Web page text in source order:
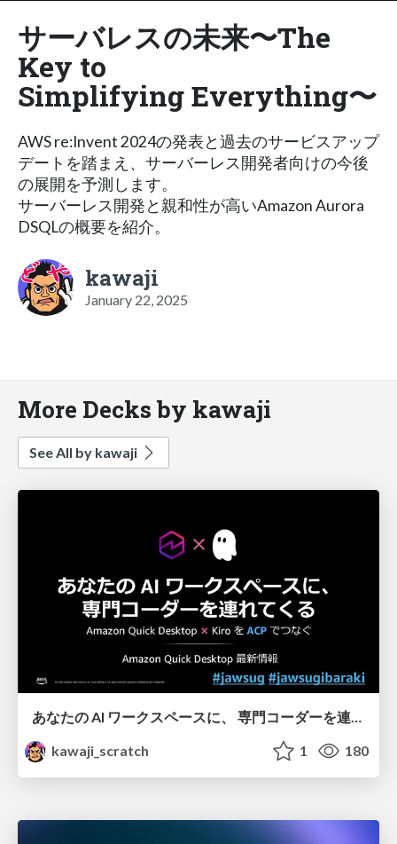
サーバレスの未来〜The
Key to
Simplifying Everything〜
AWS re:Invent 2024の発表と過去のサービスアップ
デートを踏まえ、サーバーレス開発者向けの今後
の展開を予測します。
サーバーレス開発と親和性が高いAmazon Aurora
DSQLの概要を紹介。
kawaji
January 22, 2025
More Decks by kawaji
See All by kawaji
あなたの AI ワークスペースに、 専門コーダーを連れてくる - Amazon Quick Desktop 最新情報
kawaji_scratch
1 180